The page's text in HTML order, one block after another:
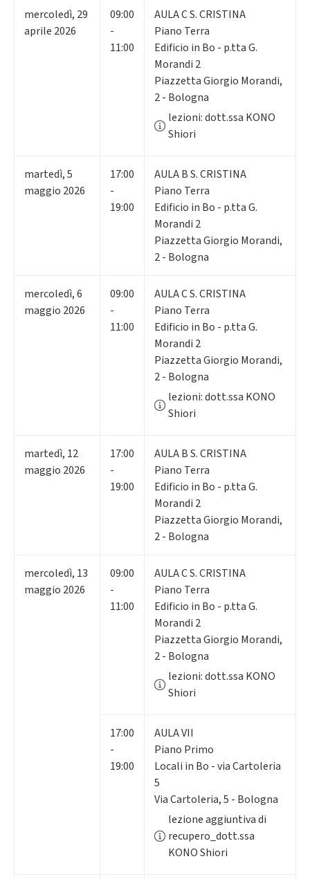
mercoledì, 29
aprile 2026
09:00
-
11:00
AULA C S. CRISTINA
Piano Terra
Edificio in Bo - p.tta G.
Morandi 2
Piazzetta Giorgio Morandi,
2 - Bologna
lezioni: dott.ssa KONO
Shiori
martedì,5
maggio 2026
17:00
-
19:00
AULA B S. CRISTINA
Piano Terra
Edificio in Bo - p.tta G.
Morandi 2
Piazzetta Giorgio Morandi,
2 - Bologna
mercoledì,6
maggio 2026
09:00
-
11:00
AULA C S. CRISTINA
Piano Terra
Edificio in Bo - p.tta G.
Morandi 2
Piazzetta Giorgio Morandi,
2 - Bologna
lezioni: dott.ssa KONO
Shiori
martedì, 12
maggio 2026
17:00
-
19:00
AULA B S. CRISTINA
Piano Terra
Edificio in Bo - p.tta G.
Morandi 2
Piazzetta Giorgio Morandi,
2 - Bologna
mercoledì, 13
maggio 2026
09:00
-
11:00
AULA C S. CRISTINA
Piano Terra
Edificio in Bo - p.tta G.
Morandi 2
Piazzetta Giorgio Morandi,
2 - Bologna
lezioni: dott.ssa KONO
Shiori
17:00
-
19:00
AULA VII
Piano Primo
Locali in Bo - via Cartoleria
5
Via Cartoleria, 5 - Bologna
lezione aggiuntiva di
recupero_dott.ssa
KONO Shiori